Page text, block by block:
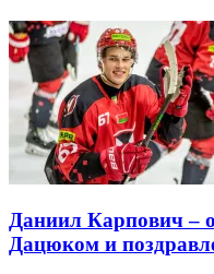
Даниил Карпович –
Дацюком и